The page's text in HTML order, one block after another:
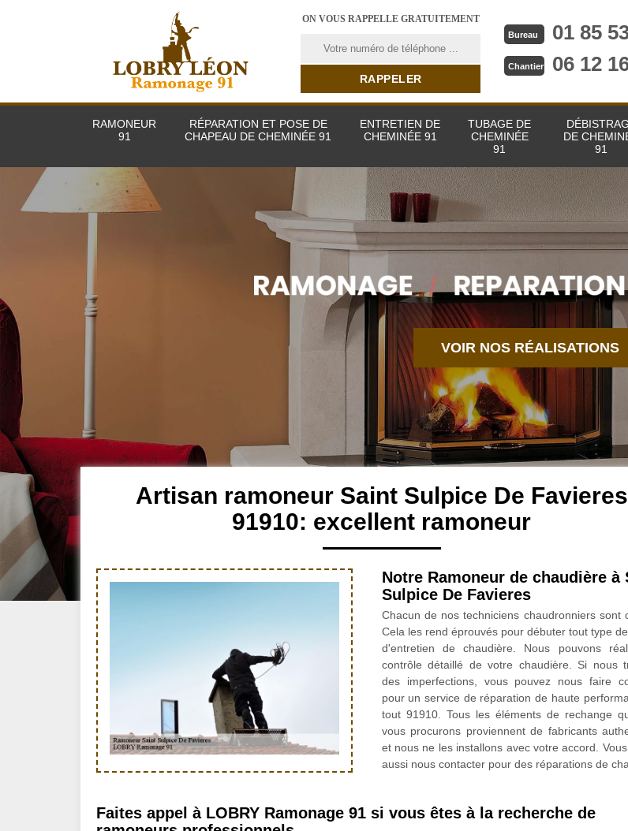
ON VOUS RAPPELLE GRATUITEMENT
Bureau 01 85
Chantier 06 12
RAMONEUR
91
RÉPARATION ET POSE DE
CHAPEAU DE CHEMINÉE 91
ENTRETIEN DE
CHEMINÉE 91
TUBAGE DE
CHEMINÉE
91
DE
91
VOIR NOS RÉALISATIONS
Artisan ramoneur Saint Sulpice De Favieres
91910: excellent ramoneur
Notre Ramoneur de chaudière à
Sulpice De Favieres
Chacun de nos techniciens chaudronniers sont
Cela les rend éprouvés pour débuter tout type
d'entretien de chaudière. Nous pouvons
contrôle détaillé de votre chaudière. Si nous
des imperfections, vous pouvez nous faire
pour un service de réparation de haute
tout 91910. Tous les éléments de rechange
vous procurons proviennent de fabricants
et nous ne les installons avec votre accord.
aussi nous contacter pour des réparations de
Faites appel à LOBRY Ramonage 91 si vous êtes à la recherche de